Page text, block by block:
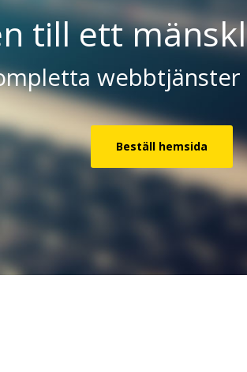
till ett
Beställ hemsida